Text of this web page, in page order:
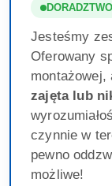
Jesteśmy
Oferowany
montażowej,
zajęta lub
czynnie w
pewno
możliwe!